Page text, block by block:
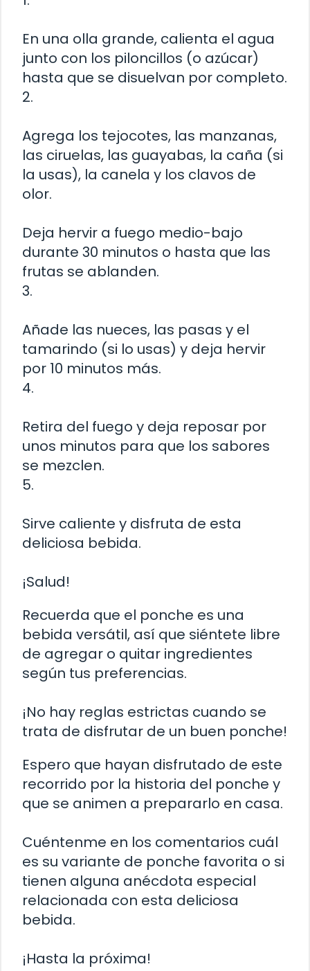
En una olla grande, calienta el agua
junto con los piloncillos (o azúcar)
hasta que se disuelvan por completo.
2.
Agrega los tejocotes, las manzanas,
las ciruelas, las guayabas, la caña (si
la usas), la canela y los clavos de
olor.
Deja hervir a fuego medio-bajo
durante 30 minutos o hasta que las
frutas se ablanden.
3.
Añade las nueces, las pasas y el
tamarindo (si lo usas) y deja hervir
por 10 minutos más.
4.
Retira del fuego y deja reposar por
unos minutos para que los sabores
se mezclen.
5.
Sirve caliente y disfruta de esta
deliciosa bebida.
¡Salud!
Recuerda que el ponche es una
bebida versátil, así que siéntete libre
de agregar o quitar ingredientes
según tus preferencias.
¡No hay reglas estrictas cuando se
trata de disfrutar de un buen ponche!
Espero que hayan disfrutado de este
recorrido por la historia del ponche y
que se animen a prepararlo en casa.
Cuéntenme en los comentarios cuál
es su variante de ponche favorita o si
tienen alguna anécdota especial
relacionada con esta deliciosa
bebida.
¡Hasta la próxima!